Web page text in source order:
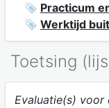
Practicum
Werktijd
Toetsing
Evaluatie(s) voor